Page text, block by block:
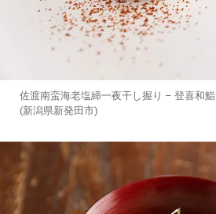
佐渡南蛮海老塩締一夜干し握り – 登喜和鮨
(新潟県新発田市)